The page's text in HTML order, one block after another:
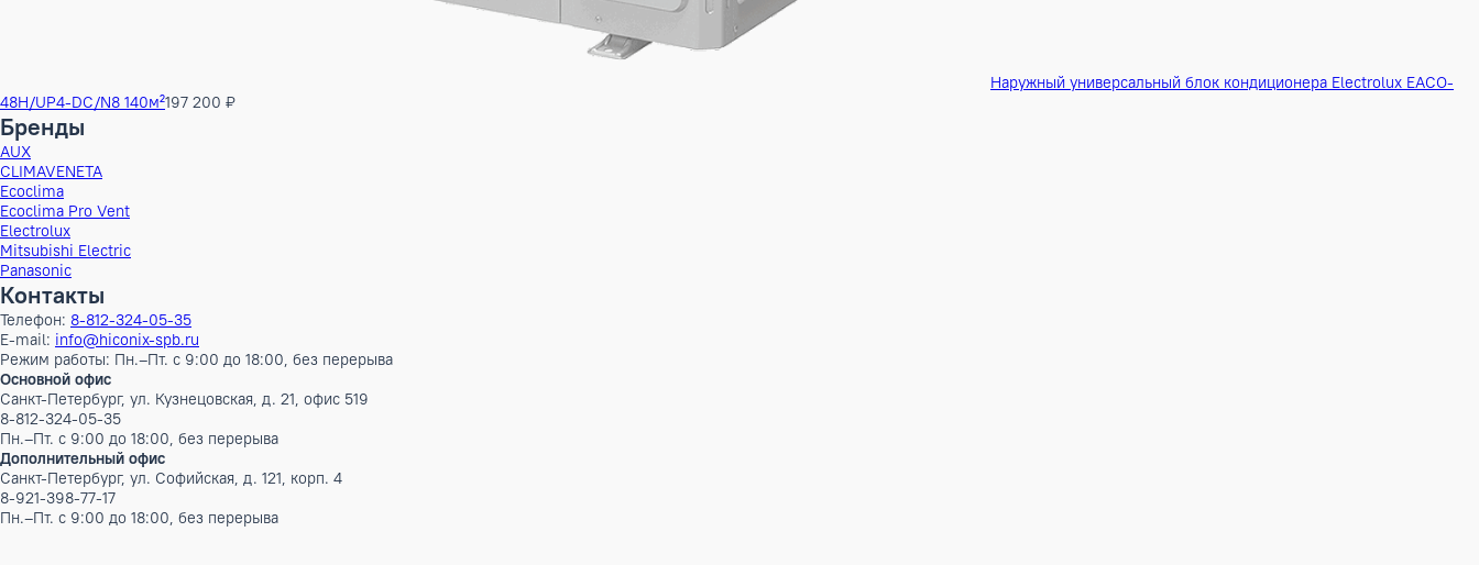
48H/UP4-DC/N8 140м²197 200 ₽
Бренды
AUX
CLIMAVENETA